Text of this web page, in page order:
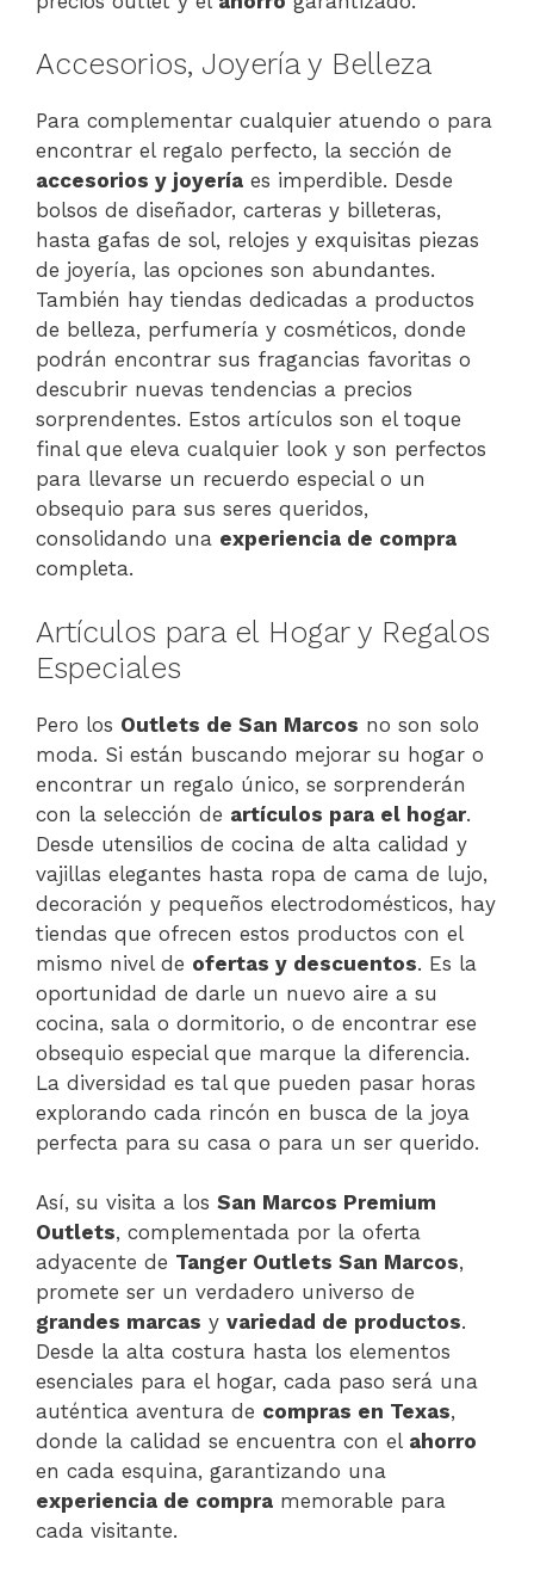
Accesorios, Joyería y Belleza
Para complementar cualquier atuendo o para
encontrar el regalo perfecto, la sección de
accesorios y joyería es imperdible. Desde
bolsos de diseñador, carteras y billeteras,
hasta gafas de sol, relojes y exquisitas piezas
de joyería, las opciones son abundantes.
También hay tiendas dedicadas a productos
de belleza, perfumería y cosméticos, donde
podrán encontrar sus fragancias favoritas o
descubrir nuevas tendencias a precios
sorprendentes. Estos artículos son el toque
final que eleva cualquier look y son perfectos
para llevarse un recuerdo especial o un
obsequio para sus seres queridos,
consolidando una experiencia de compra
completa.
Artículos para el Hogar y Regalos
Especiales
Pero los Outlets de San Marcos no son solo
moda. Si están buscando mejorar su hogar o
encontrar un regalo único, se sorprenderán
con la selección de artículos para el hogar.
Desde utensilios de cocina de alta calidad y
vajillas elegantes hasta ropa de cama de lujo,
decoración y pequeños electrodomésticos, hay
tiendas que ofrecen estos productos con el
mismo nivel de ofertas y descuentos. Es la
oportunidad de darle un nuevo aire a su
cocina, sala o dormitorio, o de encontrar ese
obsequio especial que marque la diferencia.
La diversidad es tal que pueden pasar horas
explorando cada rincón en busca de la joya
perfecta para su casa o para un ser querido.
Así, su visita a los San Marcos Premium
Outlets, complementada por la oferta
adyacente de Tanger Outlets San Marcos,
promete ser un verdadero universo de
grandes marcas y variedad de productos.
Desde la alta costura hasta los elementos
esenciales para el hogar, cada paso será una
auténtica aventura de compras en Texas,
donde la calidad se encuentra con el ahorro
en cada esquina, garantizando una
experiencia de compra memorable para
cada visitante.